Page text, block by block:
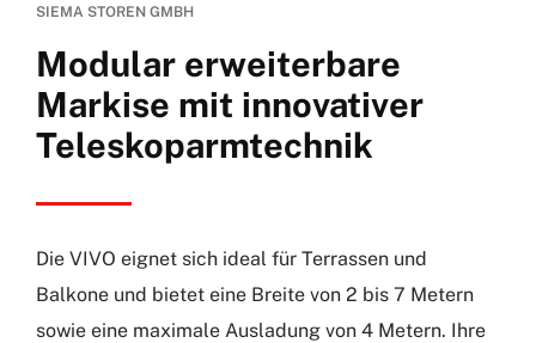
SIEMA STOREN GMBH
Modular erweiterbare
Markise mit innovativer
Teleskoparmtechnik
Die VIVO eignet sich ideal für Terrassen und
Balkone und bietet eine Breite von 2 bis 7 Metern
sowie eine maximale Ausladung von 4 Metern. Ihre